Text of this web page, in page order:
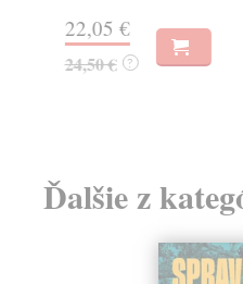
22,05 €
24,50 € ?
Ďalšie z